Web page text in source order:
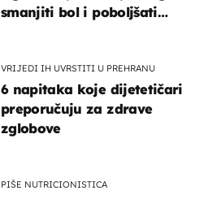
smanjiti bol i poboljšati
VRIJEDI IH UVRSTITI U PREHRANU
6 napitaka koje dijetetičari
preporučuju za zdrave
zglobove
PIŠE NUTRICIONISTICA